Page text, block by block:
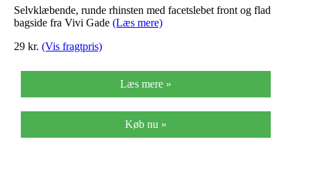
Selvklæbende, runde rhinsten med facetslebet front og flad
bagside fra Vivi Gade (Læs mere)
29 kr. (Vis fragtpris)
Læs mere »
Køb nu »